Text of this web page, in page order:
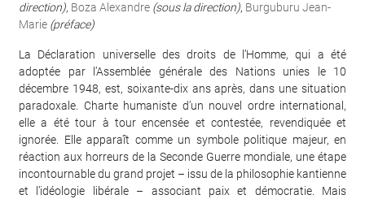
direction), Boza Alexandre (sous la direction), Burguburu Jean-
Marie (préface)
La Déclaration universelle des droits de l’Homme, qui a été
adoptée par l’Assemblée générale des Nations unies le 10
décembre 1948, est, soixante-dix ans après, dans une situation
paradoxale. Charte humaniste d’un nouvel ordre international,
elle a été tour à tour encensée et contestée, revendiquée et
ignorée. Elle apparaît comme un symbole politique majeur, en
réaction aux horreurs de la Seconde Guerre mondiale, une étape
incontournable du grand projet – issu de la philosophie kantienne
et l’idéologie libérale – associant paix et démocratie. Mais